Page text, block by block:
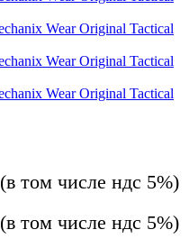
(в том числе ндс 5%)
(в том числе ндс 5%)